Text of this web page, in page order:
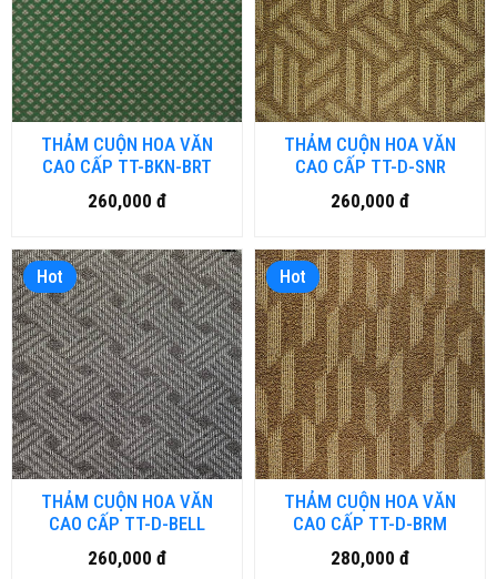
THẢM CUỘN HOA VĂN
CAO CẤP TT-BKN-BRT
260,000 đ
THẢM CUỘN HOA VĂN
CAO CẤP TT-D-SNR
260,000 đ
Hot
THẢM CUỘN HOA VĂN
CAO CẤP TT-D-BELL
260,000 đ
Hot
THẢM CUỘN HOA VĂN
CAO CẤP TT-D-BRM
280,000 đ